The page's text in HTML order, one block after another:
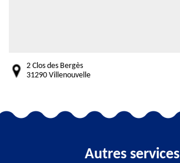
2 Clos des Bergès
31290 Villenouvelle
Autres services